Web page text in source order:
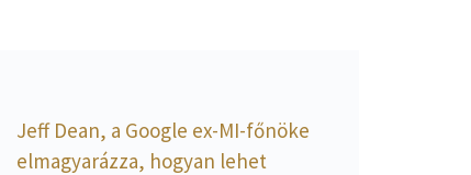
Jeff Dean, a Google ex-MI-főnöke
elmagyarázza, hogyan lehet